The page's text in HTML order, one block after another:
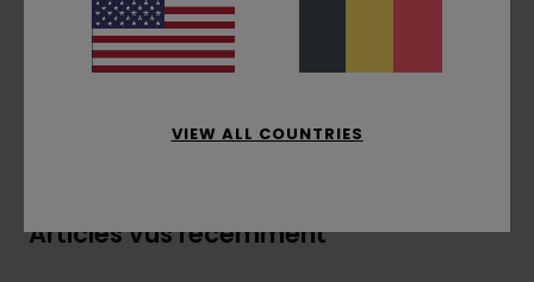
Composition[Matière Principale] 70% Acrylique
Recyclé, 30% Acrylique
Livraison & Retours
Articles vus récemment
VIEW ALL COUNTRIES